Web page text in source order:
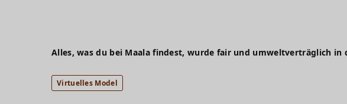
Alles, was du bei Maala findest, wurde fair und umweltverträglich
Virtuelles Model